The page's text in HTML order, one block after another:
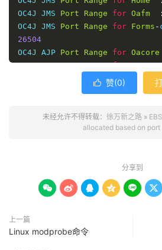
OC4J JMS Port Range for Oafm :
OC4J JMS Port Range for Forms -
26504
OC4J AJP Port Range for Oacore
OC4J AJP Port Range for Forms
Range for
Oafm
Range for Oacore
for Oafm
OC4J RMI Port Range for Forms-
27504
 赞(0)
未经允许不得转载： 徐万新之路 »
allocated based on port
分享到
     
上一篇
Linux modprobe命令